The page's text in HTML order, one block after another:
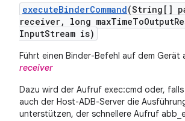
executeBinderCommand(String[]
receiver, long maxTimeToOutput
InputStream is)
Führt einen Binder-Befehl auf dem Gerät
receiver
Dazu wird der Aufruf exec:cmd oder,
auch der Host-ADB-Server die
unterstützen, der schnellere Aufruf